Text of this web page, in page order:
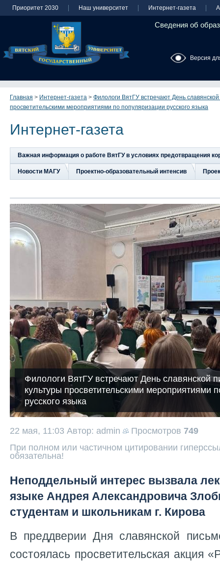
Приоритет 2030 Наш университет Интернет-газета
Сведения об
Версия
Главная > Интернет-газета > Филологи ВятГУ встречают День
просветительскими мероприятиями по популяризации русского языка
Интернет-газета
Важная информация о работе ВятГУ в условиях предотвращения
Новости МАГУ Проектно-образовательный интенсив
Филологи ВятГУ встречают День славянской
культуры просветительскими мероприятиями
русского языка
22 мая, 11:03 Автор: admin Просмотров 749
При полном или частичном цитировании
обязательна!
Неподдельный интерес вызвала
языке Андрея Александровича
студентам и школьникам г. Кирова
В преддверии Дня славянской
состоялась просветительская акция